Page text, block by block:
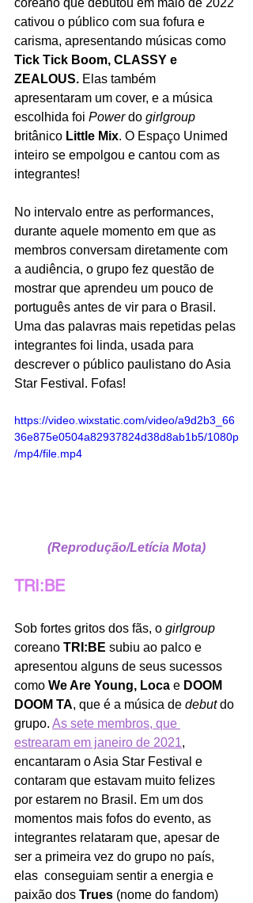
cativou o público com sua fofura e
carisma, apresentando músicas como
Tick Tick Boom, CLASSY e
ZEALOUS. Elas também
apresentaram um cover, e a música
escolhida foi Power do girlgroup
britânico Little Mix. O Espaço Unimed
inteiro se empolgou e cantou com as
integrantes!
No intervalo entre as performances,
durante aquele momento em que as
membros conversam diretamente com
a audiência, o grupo fez questão de
mostrar que aprendeu um pouco de
português antes de vir para o Brasil.
Uma das palavras mais repetidas pelas
integrantes foi linda, usada para
descrever o público paulistano do Asia
Star Festival. Fofas!
https://video.wixstatic.com/video/a9d2b3_66
36e875e0504a82937824d38d8ab1b5/1080p
/mp4/file.mp4
(Reprodução/Letícia Mota)
TRI:BE
Sob fortes gritos dos fãs, o girlgroup
coreano TRI:BE subiu ao palco e
apresentou alguns de seus sucessos
como We Are Young, Loca e DOOM
DOOM TA, que é a música de debut do
grupo. As sete membros, que
estrearam em janeiro de 2021,
encantaram o Asia Star Festival e
contaram que estavam muito felizes
por estarem no Brasil. Em um dos
momentos mais fofos do evento, as
integrantes relataram que, apesar de
ser a primeira vez do grupo no país,
elas  conseguiam sentir a energia e
paixão dos Trues (nome do fandom)